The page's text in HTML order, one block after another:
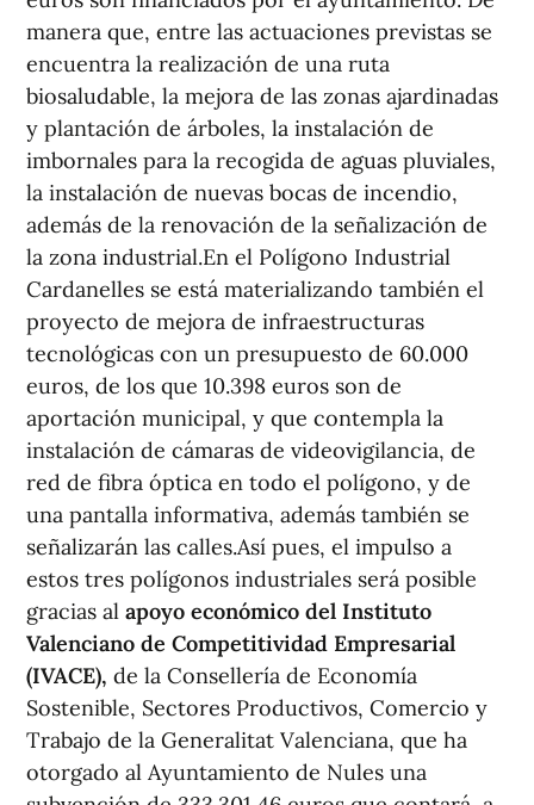
manera que, entre las actuaciones previstas se
encuentra la realización de una ruta
biosaludable, la mejora de las zonas ajardinadas
y plantación de árboles, la instalación de
imbornales para la recogida de aguas pluviales,
la instalación de nuevas bocas de incendio,
además de la renovación de la señalización de
la zona industrial.En el Polígono Industrial
Cardanelles se está materializando también el
proyecto de mejora de infraestructuras
tecnológicas con un presupuesto de 60.000
euros, de los que 10.398 euros son de
aportación municipal, y que contempla la
instalación de cámaras de videovigilancia, de
red de fibra óptica en todo el polígono, y de
una pantalla informativa, además también se
señalizarán las calles.Así pues, el impulso a
estos tres polígonos industriales será posible
gracias al apoyo económico del Instituto
Valenciano de Competitividad Empresarial
(IVACE), de la Consellería de Economía
Sostenible, Sectores Productivos, Comercio y
Trabajo de la Generalitat Valenciana, que ha
otorgado al Ayuntamiento de Nules una